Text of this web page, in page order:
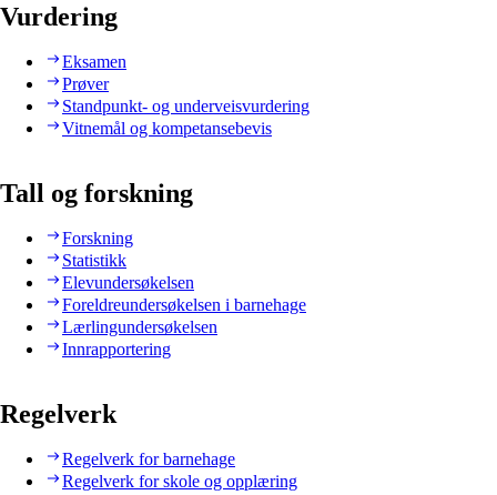
Vurdering
Eksamen
Prøver
Standpunkt- og underveisvurdering
Vitnemål og kompetansebevis
Tall og forskning
Forskning
Statistikk
Elevundersøkelsen
Foreldreundersøkelsen i barnehage
Lærlingundersøkelsen
Innrapportering
Regelverk
Regelverk for barnehage
Regelverk for skole og opplæring